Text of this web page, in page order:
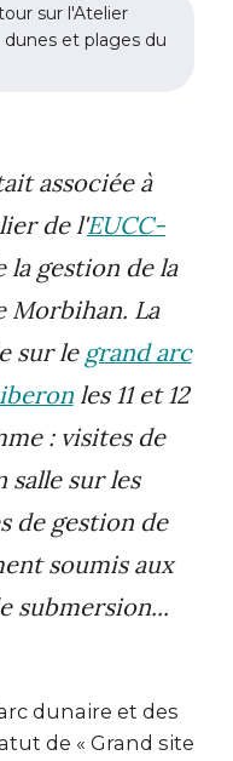
sur l'Atelier
dunes et plages du
associée à
de l'EUCC-
gestion de la
Morbihan. La
sur le grand arc
les 11 et 12
: visites de
salle sur les
de gestion de
soumis aux
submersion...
dunaire et des
de « Grand site